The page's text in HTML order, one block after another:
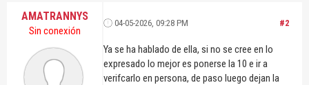
AMATRANNYS
Sin conexión
#2
04-05-2026, 09:28 PM
Ya se ha hablado de ella, si no se cree en lo
expresado lo mejor es ponerse la 10 e ir a
verifcarlo en persona, de paso luego dejan la